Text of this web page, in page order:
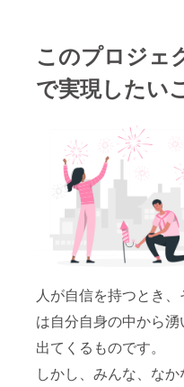
このプロジェ
で実現したい
人が自信を持つとき、
は自分自身の中から湧
出てくるものです。
しかし、みんな、なか